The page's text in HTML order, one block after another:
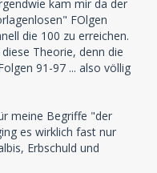
kam mir da der
FOlgen
die 100 zu erreichen.
Theorie, denn die
91-97 ... also völlig
meine Begriffe "der
es wirklich fast nur
Erbschuld und